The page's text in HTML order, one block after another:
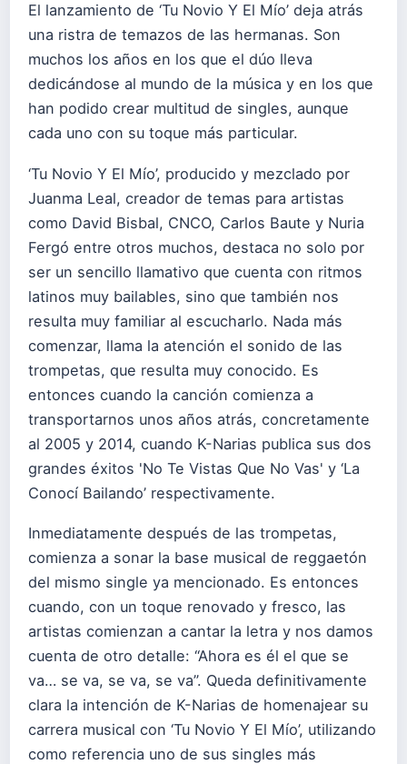
El lanzamiento de ‘Tu Novio Y El Mío’ deja atrás
una ristra de temazos de las hermanas. Son
muchos los años en los que el dúo lleva
dedicándose al mundo de la música y en los que
han podido crear multitud de singles, aunque
cada uno con su toque más particular.
‘Tu Novio Y El Mío’, producido y mezclado por
Juanma Leal, creador de temas para artistas
como David Bisbal, CNCO, Carlos Baute y Nuria
Fergó entre otros muchos, destaca no solo por
ser un sencillo llamativo que cuenta con ritmos
latinos muy bailables, sino que también nos
resulta muy familiar al escucharlo. Nada más
comenzar, llama la atención el sonido de las
trompetas, que resulta muy conocido. Es
entonces cuando la canción comienza a
transportarnos unos años atrás, concretamente
al 2005 y 2014, cuando K-Narias publica sus dos
grandes éxitos 'No Te Vistas Que No Vas' y ‘La
Conocí Bailando’ respectivamente.
Inmediatamente después de las trompetas,
comienza a sonar la base musical de reggaetón
del mismo single ya mencionado. Es entonces
cuando, con un toque renovado y fresco, las
artistas comienzan a cantar la letra y nos damos
cuenta de otro detalle: “Ahora es él el que se
va… se va, se va, se va”. Queda definitivamente
clara la intención de K-Narias de homenajear su
carrera musical con ‘Tu Novio Y El Mío’, utilizando
como referencia uno de sus singles más